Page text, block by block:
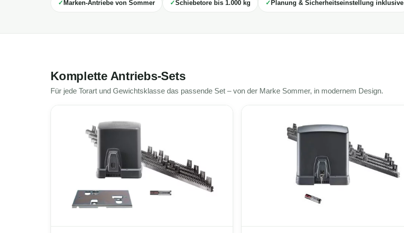
Marken-Antriebe von Sommer Schiebetore bis 1.000 kg Planung & Sicherheitseinstellung inklusive
Komplette Antriebs-Sets
Für jede Torart und Gewichtsklasse das passende Set – von der Marke Sommer, in modernem Design.